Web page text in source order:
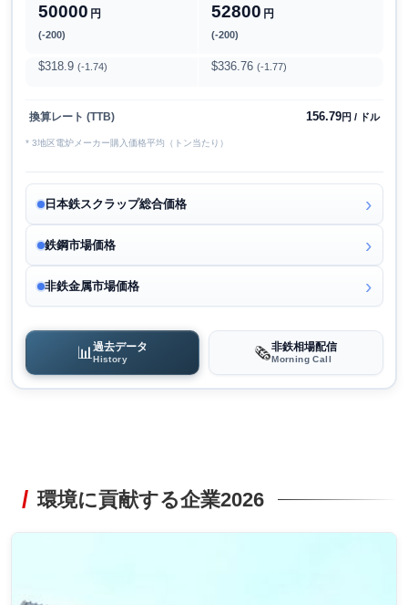
50000 円
(-200)
52800 円
(-200)
$318.9 (-1.74) $336.76 (-1.77)
換算レート (TTB) 156.79円 / ドル
* 3地区電炉メーカー購入価格平均（トン当たり）
日本鉄スクラップ総合価格
鉄鋼市場価格
非鉄金属市場価格
📊過去データ
History 🗞️非鉄相場配信
Morning Call
環境に貢献する企業2026